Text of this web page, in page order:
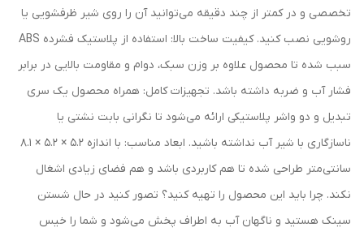
تخصصی و در کمتر از چند دقیقه می‌توانید آن را روی شیر ظرفشویی یا
روشویی نصب کنید. کیفیت ساخت بالا: استفاده از پلاستیک فشرده ABS
سبب شده تا محصول علاوه بر وزن سبک، دوام و مقاومت بالایی در برابر
فشار آب و ضربه داشته باشد. تجهیزات کامل: همراه محصول یک سری
تبدیل و دو واشر پلاستیکی ارائه می‌شود تا نگرانی بابت نشتی یا
ناسازگاری با شیر آب نداشته باشید. ابعاد مناسب: با اندازه 5.2 × 5.2 × 8.1
سانتی‌متر طراحی شده تا هم کاربردی باشد و هم فضای زیادی اشغال
نکند. چرا باید این محصول را تهیه کنید؟ تصور کنید در حال شستن
سینک هستید و ناگهان آب به اطراف پخش می‌شود و شما را خیس